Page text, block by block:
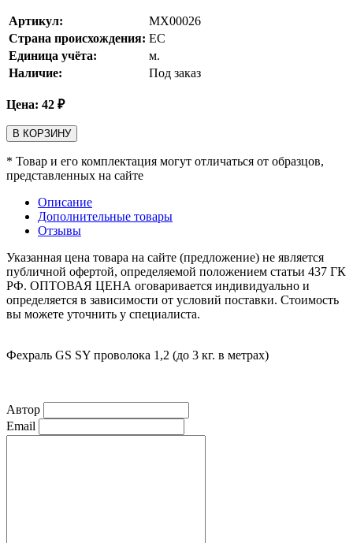
Артикул:
MX00026
Страна происхождения: ЕС
Единица учёта:
м.
Наличие:
Под заказ
Цена: 42 ₽
В КОРЗИНУ
* Товар и его комплектация могут отличаться от образцов,
представленных на сайте
Описание
Дополнительные товары
Отзывы
Указанная цена товара на сайте (предложение) не является
публичной офертой, определяемой положением статьи 437 ГК
РФ. ОПТОВАЯ ЦЕНА оговаривается индивидуально и
определяется в зависимости от условий поставки. Стоимость
вы можете уточнить у специалиста.
Фехраль GS SY проволока 1,2 (до 3 кг. в метрах)
Автор
Email